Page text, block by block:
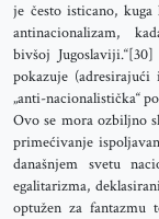
je često isticano,
antinacionalizam,
bivšoj
pokazuje
„anti-nacionalistička“
Ovo se mora ozbiljno
primećivanje
današnjem svetu
egalitarizma,
optužen za fantazmu